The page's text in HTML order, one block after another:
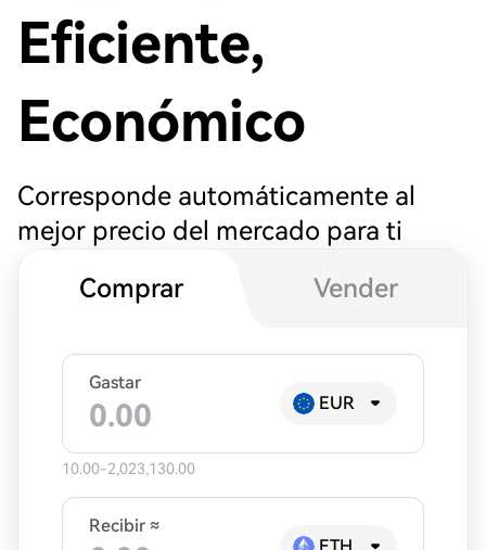
Eficiente,
Económico
Corresponde automáticamente al
mejor precio del mercado para ti
Comprar
Vender
Gastar
EUR
10.00-2,023,130.00
Recibir ≈